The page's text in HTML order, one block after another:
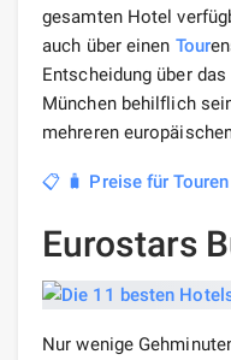
gesamten Hotel
auch über einen Tour
Entscheidung über
München behilflich
mehreren
📋 🧳 Preise für
Eurostars
Nur wenige